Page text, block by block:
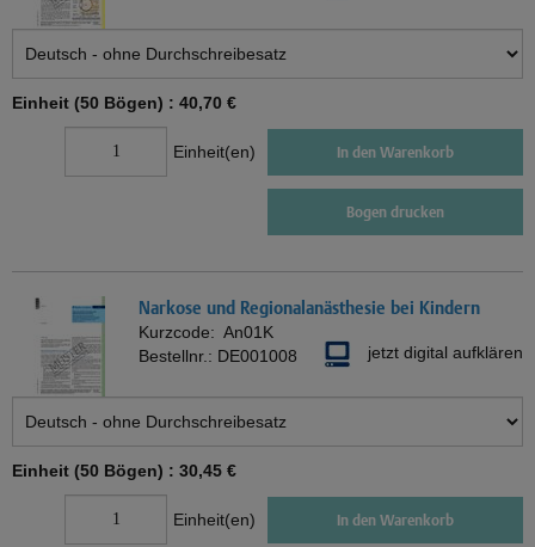
Einheit (50 Bögen) : 40,70 €
Einheit(en) In den Warenkorb
Bogen drucken
Narkose und Regionalanästhesie bei Kindern
Kurzcode: An01K
Bestellnr.: DE001008 jetzt digital aufklären
Einheit (50 Bögen) : 30,45 €
Einheit(en) In den Warenkorb